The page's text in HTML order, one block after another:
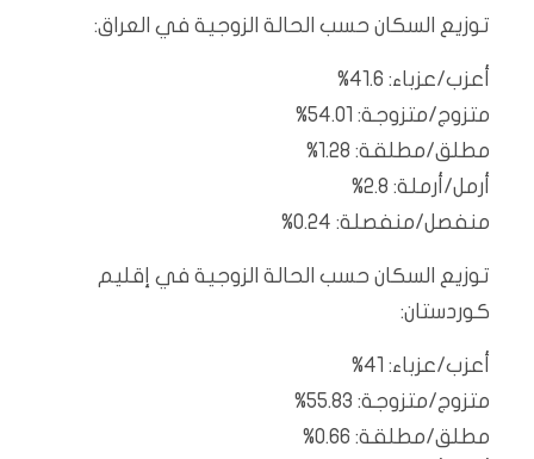
توزيع السكان حسب الحالة الزوجية في العراق:
أعزب/عزباء: 41.6%
متزوج/متزوجة: 54.01%
مطلق/مطلقة: 1.28%
أرمل/أرملة: 2.8%
منفصل/منفصلة: 0.24%
توزيع السكان حسب الحالة الزوجية في إقليم
كوردستان:
أعزب/عزباء: 41%
متزوج/متزوجة: 55.83%
مطلق/مطلقة: 0.66%